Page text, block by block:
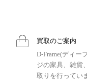
買取のご案内
D-Frame(ディー
ジの家具、雑貨
取りを行ってい